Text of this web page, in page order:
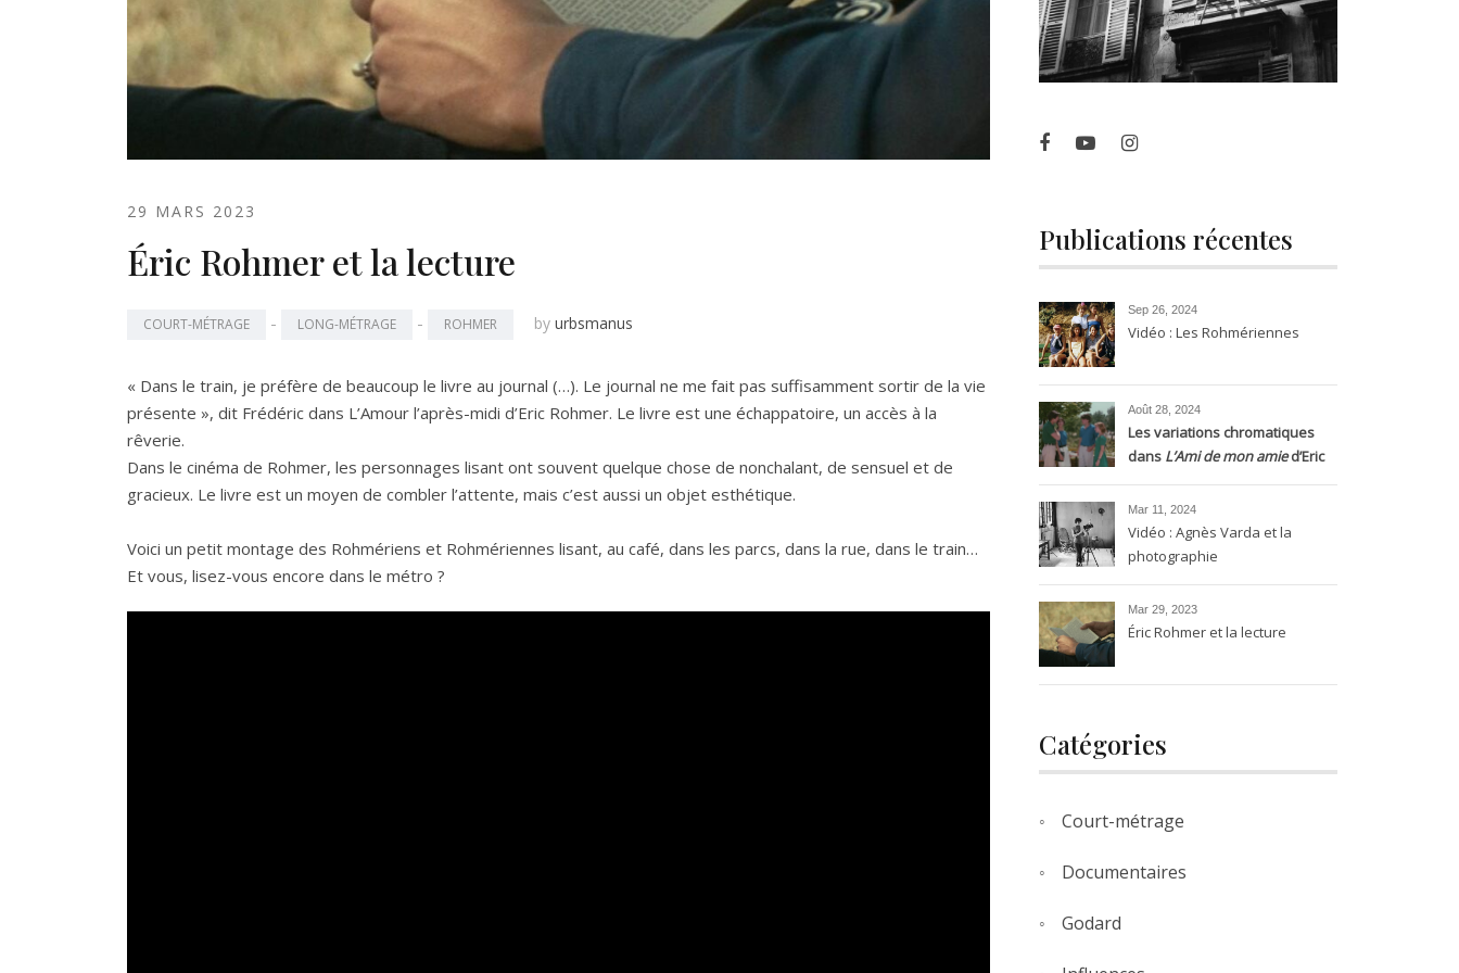
29 MARS 2023
Éric Rohmer et la lecture
COURT-MÉTRAGE - LONG-MÉTRAGE - ROHMER by urbsmanus
« Dans le train, je préfère de beaucoup le livre au journal (…). Le journal ne me fait pas suffisamment sortir de la vie
présente », dit Frédéric dans L’Amour l’après-midi d’Eric Rohmer. Le livre est une échappatoire, un accès à la
rêverie.
Dans le cinéma de Rohmer, les personnages lisant ont souvent quelque chose de nonchalant, de sensuel et de
gracieux. Le livre est un moyen de combler l’attente, mais c’est aussi un objet esthétique.
Voici un petit montage des Rohmériens et Rohmériennes lisant, au café, dans les parcs, dans la rue, dans le train…
Et vous, lisez-vous encore dans le métro ?
Publications récentes
Sep 26, 2024
Vidéo : Les Rohmériennes
Août 28, 2024
Les variations chromatiques
dans L’Ami de mon amied’Eric
Rohmer, entre silence et
transparence.
Mar 11, 2024
Vidéo : Agnès Varda et la
photographie
Mar 29, 2023
Éric Rohmer et la lecture
Catégories
Court-métrage
Documentaires
Godard